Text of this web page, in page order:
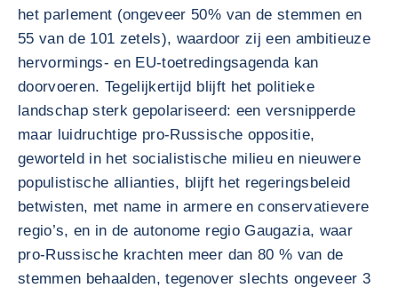
het parlement (ongeveer 50% van de stemmen en
55 van de 101 zetels), waardoor zij een ambitieuze
hervormings- en EU-toetredingsagenda kan
doorvoeren. Tegelijkertijd blijft het politieke
landschap sterk gepolariseerd: een versnipperde
maar luidruchtige pro-Russische oppositie,
geworteld in het socialistische milieu en nieuwere
populistische allianties, blijft het regeringsbeleid
betwisten, met name in armere en conservatievere
regio’s, en in de autonome regio Gaugazia, waar
pro-Russische krachten meer dan 80 % van de
stemmen behaalden, tegenover slechts ongeveer 3